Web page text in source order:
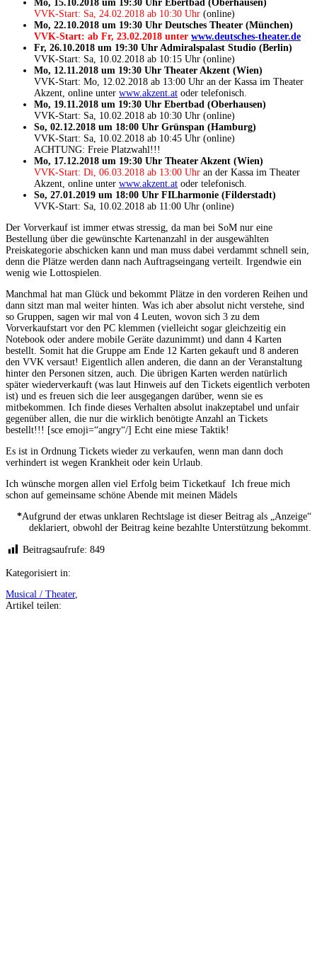
Mo, 15.10.2018 um 19:30 Uhr Ebertbad (Oberhausen)
VVK-Start: Sa, 24.02.2018 ab 10:30 Uhr (online)
Mo, 22.10.2018 um 19:30 Uhr Deutsches Theater (München)
VVK-Start: ab Fr, 23.02.2018 unter www.deutsches-theater.de
Fr, 26.10.2018 um 19:30 Uhr Admiralspalast Studio (Berlin)
VVK-Start: Sa, 10.02.2018 ab 10:15 Uhr (online)
Mo, 12.11.2018 um 19:30 Uhr Theater Akzent (Wien)
VVK-Start: Mo, 12.02.2018 ab 13:00 Uhr an der Kassa im Theater
Akzent, online unter www.akzent.at oder telefonisch.
Mo, 19.11.2018 um 19:30 Uhr Ebertbad (Oberhausen)
VVK-Start: Sa, 10.02.2018 ab 10:30 Uhr (online)
So, 02.12.2018 um 18:00 Uhr Grünspan (Hamburg)
VVK-Start: Sa, 10.02.2018 ab 10:45 Uhr (online)
ACHTUNG: Freie Platzwahl!!!
Mo, 17.12.2018 um 19:30 Uhr Theater Akzent (Wien)
VVK-Start: Di, 06.03.2018 ab 13:00 Uhr an der Kassa im Theater
Akzent, online unter www.akzent.at oder telefonisch.
So, 27.01.2019 um 18:00 Uhr FILharmonie (Filderstadt)
VVK-Start: Sa, 10.02.2018 ab 11:00 Uhr (online)
Der Vorverkauf ist immer etwas stressig, da man bei SoM nur eine
Bestellung über die gewünschte Kartenanzahl in der ausgewählten
Preiskategorie abschicken kann und man muss dabei verdammt schnell sein,
denn die Plätze werden dann nach Auftragseingang verteilt. Irgendwie ein
wenig wie Lottospielen.
Manchmal hat man Glück und bekommt Plätze in den vorderen Reihen und
dann sitzt man mal weiter hinten. Was ich aber absolut nicht verstehe, sind
so Gruppen, sagen wir mal von 4 Leuten, wovon sich 3 zu dem
Vorverkaufstart vor den PC klemmen (vielleicht sogar gleichzeitig ein
Notebook oder andere mobile Geräte dazunimmt) und dann 4 Karten
bestellt. Somit hat die Gruppe am Ende 12 Karten gekauft und 8 anderen
den VVK versaut! Eigentlich allen anderen, die dann an der Veranstaltung
hinter den Personen sitzen, auch. Die übrigen Karten werden natürlich
später wiederverkauft (was laut Hinweis auf den Tickets eigentlich verboten
ist) und es freuen sich die leer ausgegangen darüber, wenn sie es
mitbekommen. Ich finde dieses Verhalten absolut inakzeptabel und unfair
gegenüber allen, die nur die wirklich benötigte Anzahl an Tickets
bestellt!!! [sce emoji=“angry“/] Echt eine miese Taktik!
Es ist in Ordnung Tickets wieder zu verkaufen, wenn man dann doch
verhindert ist wegen Krankheit oder kein Urlaub.
Ich wünsche morgen allen viel Erfolg beim Ticketkauf Ich freue mich
schon auf gemeinsame schöne Abende mit meinen Mädels
*Aufgrund der etwas unklaren Rechtslage ist dieser Beitrag als „Anzeige“
deklariert, obwohl der Beitrag keine bezahlte Unterstützung bekommt.
Beitragsaufrufe: 849
Kategorisiert in:
Musical / Theater,
Artikel teilen: